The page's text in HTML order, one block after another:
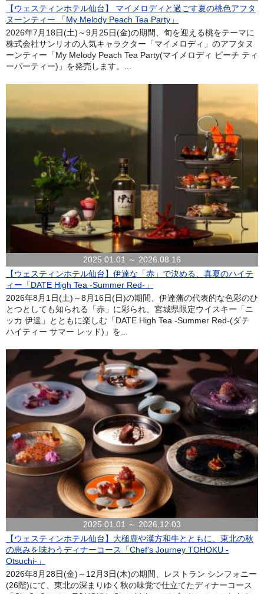
【ウェスティンホテル仙台】 マイメロディと過ごす夏の桃色アフタ
ヌーンティー 「My Melody Peach Tea Party」
2026年7月18日(土)～9月25日(金)の期間、旬を迎える桃をテーマに
株式会社サンリオの人気キャラクター「マイメロディ」のアフタヌ
ーンティー「My Melody Peach Tea Party(マイメロディ ピーチ ティ
ーパーティー)」を発売します。...
2025.01.01 ～ 2026.08.16
【ウェスティンホテル仙台】伊達な「赤」で決める、真夏のハイテ
ィー「DATE High Tea -Summer Red-」
2026年8月1日(土)～8月16日(日)の期間、伊達藩の代表的な色彩のひ
とつとしても知られる「赤」に彩られ、宮城県限定ウイスキー「ニ
ッカ 伊達」とともに楽しむ「DATE High Tea -Summer Red-(ダテ
ハイティー サマー レッド)」を...
2025.01.01 ～ 2026.12.03
【ウェスティンホテル仙台】大槌鹿や漢方和牛とともに、東北の秋
の恵みを味わうディナーコース「Chef's Journey TOHOKU -
Otsuchi-」
2026年8月28日(金)～12月3日(木)の期間、レストラン シンフォニー
(26階)にて、東北の深まりゆく秋の味覚で仕立てたディナーコース